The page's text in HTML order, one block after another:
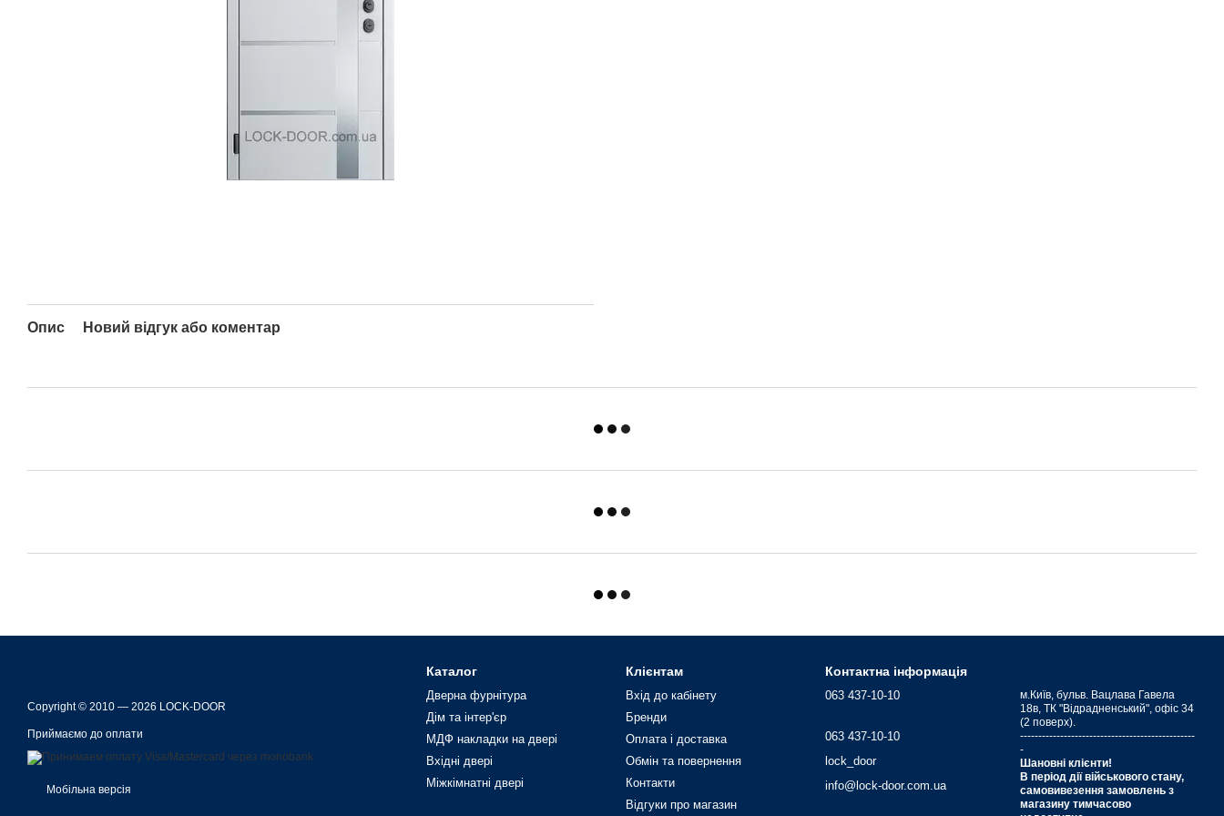
Опис Новий відгук або коментар
Copyright © 2010 — 2026 LOCK-DOOR
Приймаємо до оплати
Мобільна версія
Каталог
Дверна фурнітура
Дім та інтер'єр
МДФ накладки на двері
Вхідні двері
Міжкімнатні двері
Клієнтам
Вхід до кабінету
Бренди
Оплата і доставка
Обмін та повернення
Контакти
Відгуки про магазин
Контактна інформація
063 437-10-10
063 437-10-10
lock_door
info@lock-door.com.ua
м.Київ, бульв. Вацлава Гавела
18в, ТК "Відрадненський", офіс 34
(2 поверх).
------------------------------------------------
-
Шановні клієнти!
В період дії військового стану,
самовивезення замовлень з
магазину тимчасово